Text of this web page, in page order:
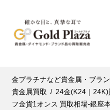
金プラチナなど貴金属・ブラ
貴金属買取 / 24金(K24｜24K)
フ金貨1オンス 買取相場-銀座